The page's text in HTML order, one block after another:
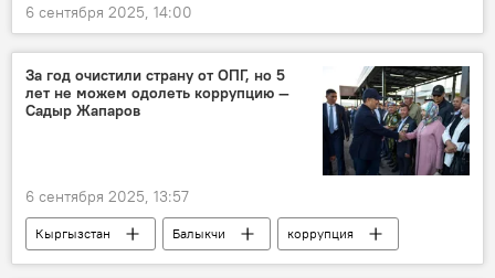
6 сентября 2025, 14:00
За год очистили страну от ОПГ, но 5
лет не можем одолеть коррупцию —
Садыр Жапаров
6 сентября 2025, 13:57
Кыргызстан Балыкчи
коррупция
криминал
борьба Садыр Жапаров